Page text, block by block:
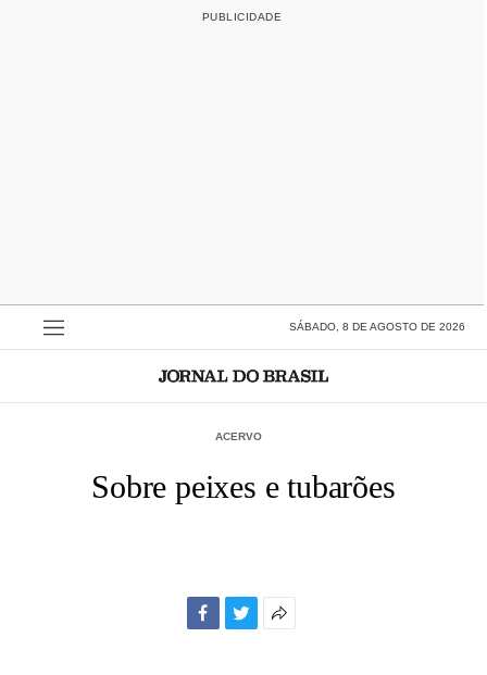
SÁBADO, 8 DE AGOSTO DE 2026
ACERVO
Sobre peixes e tubarões